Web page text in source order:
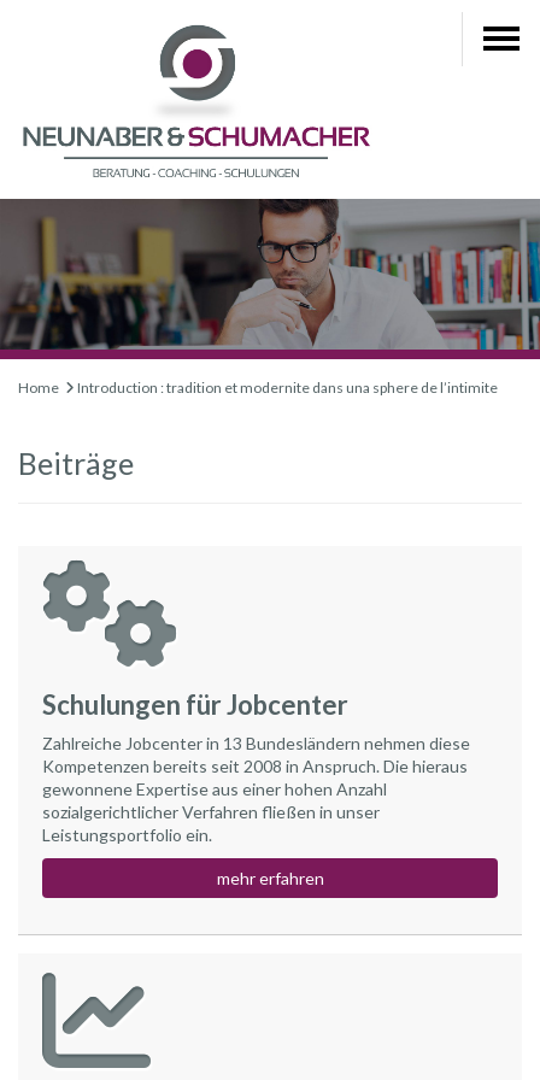
Home Introduction : tradition et modernite dans una sphere de l’intimite
Beiträge
Schulungen für Jobcenter
Zahlreiche Jobcenter in 13 Bundesländern nehmen diese
Kompetenzen bereits seit 2008 in Anspruch. Die hieraus
gewonnene Expertise aus einer hohen Anzahl
sozialgerichtlicher Verfahren fließen in unser
Leistungsportfolio ein.
mehr erfahren